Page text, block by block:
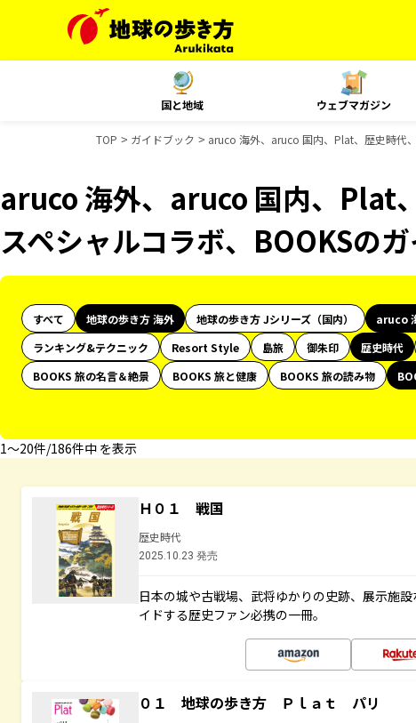
国と地域 ウェブマガジン
TOP ガイドブック aruco 海外、aruco 国内、Plat、歴史時代
aruco 海外、aruco 国内、Plat
スペシャルコラボ、BOOKSの
すべて 地球の歩き方 海外 地球の歩き方 Jシリーズ（国内） aruco
ランキング&テクニック
Resort Style 島旅 御朱印 歴史時代
BOOKS 旅の名言＆絶景
BOOKS 旅と健康 BOOKS 旅の読み物
1〜20件/186件中 を表示
Ｈ０１ 戦国
歴史時代
2025.10.23 発売
日本の城や古戦場、武将ゆかりの史跡、展示施
イドする歴史ファン必携の一冊。
０１ 地球の歩き方 Ｐｌａｔ パリ